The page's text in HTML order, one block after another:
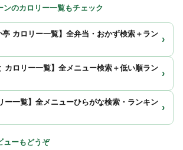
ンのカロリー一覧もチェック
亭 カロリー一覧】全弁当・おかず検索＋ラン
›
カロリー一覧】全メニュー検索＋低い順ラン
›
ー一覧】全メニューひらがな検索・ランキン
›
ューもどうぞ